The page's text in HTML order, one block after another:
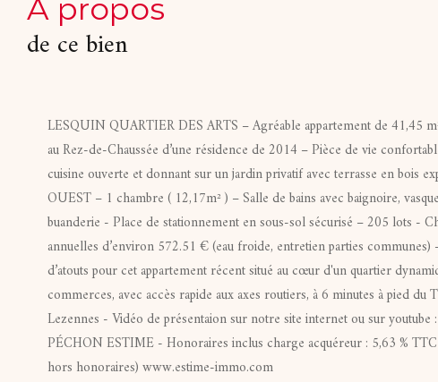
a propos
de ce bien
LESQUIN QUARTIER DES ARTS – Agréable appartement de 41,45
au Rez-de-Chaussée d’une résidence de 2014 – Pièce de vie
cuisine ouverte et donnant sur un jardin privatif avec terrasse en bois
OUEST – 1 chambre ( 12,17m² ) – Salle de bains avec baignoire,
buanderie - Place de stationnement en sous-sol sécurisé – 205 lots -
annuelles d’environ 572.51 € (eau froide, entretien parties communes)
d’atouts pour cet appartement récent situé au cœur d'un quartier
commerces, avec accès rapide aux axes routiers, à 6 minutes à pied du
Lezennes - Vidéo de présentaion sur notre site internet ou sur youtube
PÉCHON ESTIME - Honoraires inclus charge acquéreur : 5,63 %
hors honoraires) www.estime-immo.com